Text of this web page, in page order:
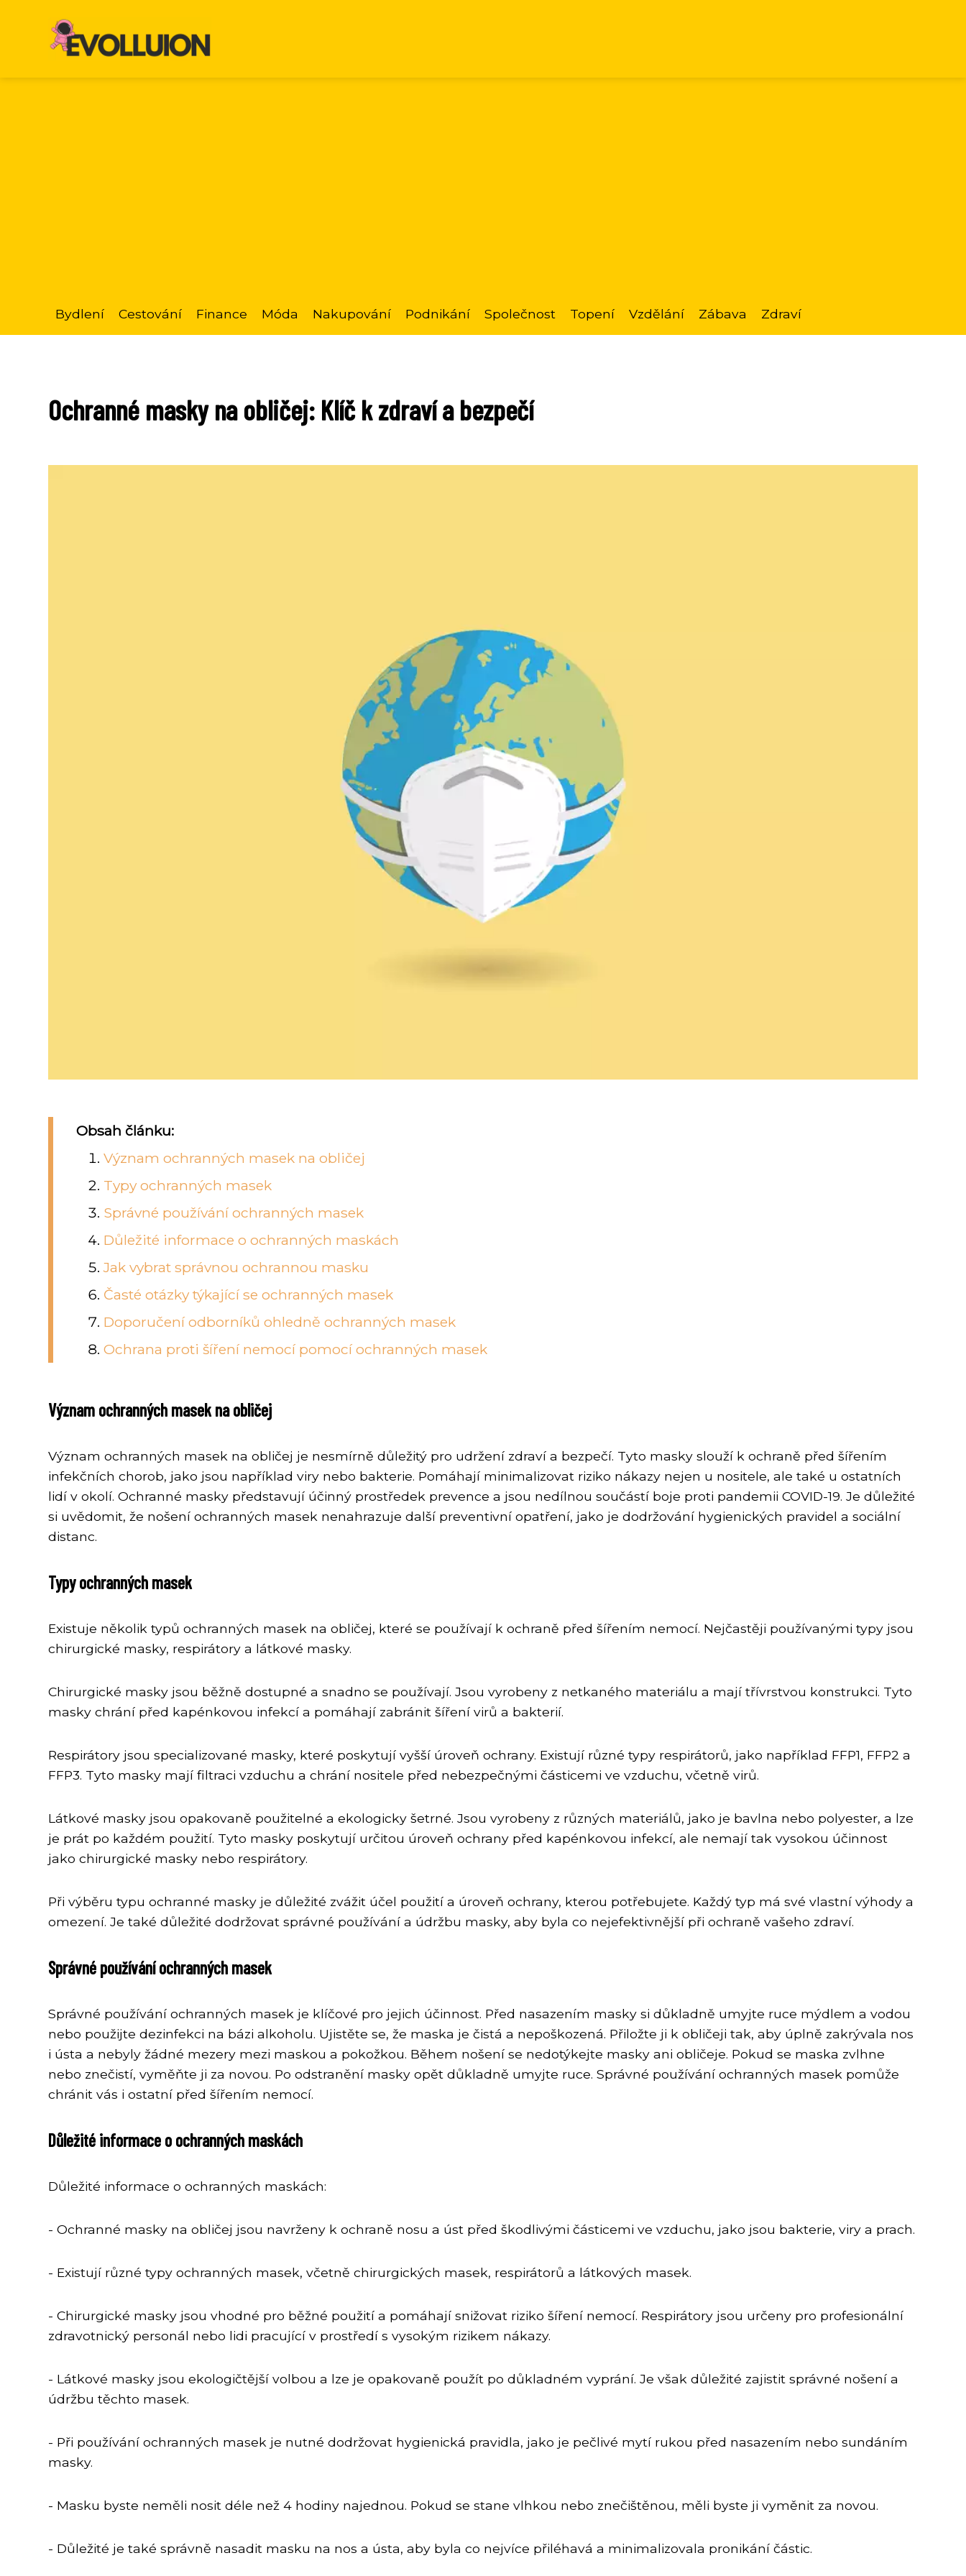
Bydlení Cestování Finance Móda Nakupování Podnikání Společnost Topení Vzdělání Zábava Zdraví
Ochranné masky na obličej: Klíč k zdraví a bezpečí
Obsah článku:
Význam ochranných masek na obličej
Typy ochranných masek
Správné používání ochranných masek
Důležité informace o ochranných maskách
Jak vybrat správnou ochrannou masku
Časté otázky týkající se ochranných masek
Doporučení odborníků ohledně ochranných masek
Ochrana proti šíření nemocí pomocí ochranných masek
Význam ochranných masek na obličej
Význam ochranných masek na obličej je nesmírně důležitý pro udržení zdraví a bezpečí. Tyto masky slouží k ochraně před šířením
infekčních chorob, jako jsou například viry nebo bakterie. Pomáhají minimalizovat riziko nákazy nejen u nositele, ale také u ostatních
lidí v okolí. Ochranné masky představují účinný prostředek prevence a jsou nedílnou součástí boje proti pandemii COVID-19. Je důležité
si uvědomit, že nošení ochranných masek nenahrazuje další preventivní opatření, jako je dodržování hygienických pravidel a sociální
distanc.
Typy ochranných masek
Existuje několik typů ochranných masek na obličej, které se používají k ochraně před šířením nemocí. Nejčastěji používanými typy jsou
chirurgické masky, respirátory a látkové masky.
Chirurgické masky jsou běžně dostupné a snadno se používají. Jsou vyrobeny z netkaného materiálu a mají třívrstvou konstrukci. Tyto
masky chrání před kapénkovou infekcí a pomáhají zabránit šíření virů a bakterií.
Respirátory jsou specializované masky, které poskytují vyšší úroveň ochrany. Existují různé typy respirátorů, jako například FFP1, FFP2 a
FFP3. Tyto masky mají filtraci vzduchu a chrání nositele před nebezpečnými částicemi ve vzduchu, včetně virů.
Látkové masky jsou opakovaně použitelné a ekologicky šetrné. Jsou vyrobeny z různých materiálů, jako je bavlna nebo polyester, a lze
je prát po každém použití. Tyto masky poskytují určitou úroveň ochrany před kapénkovou infekcí, ale nemají tak vysokou účinnost
jako chirurgické masky nebo respirátory.
Při výběru typu ochranné masky je důležité zvážit účel použití a úroveň ochrany, kterou potřebujete. Každý typ má své vlastní výhody a
omezení. Je také důležité dodržovat správné používání a údržbu masky, aby byla co nejefektivnější při ochraně vašeho zdraví.
Správné používání ochranných masek
Správné používání ochranných masek je klíčové pro jejich účinnost. Před nasazením masky si důkladně umyjte ruce mýdlem a vodou
nebo použijte dezinfekci na bázi alkoholu. Ujistěte se, že maska je čistá a nepoškozená. Přiložte ji k obličeji tak, aby úplně zakrývala nos
i ústa a nebyly žádné mezery mezi maskou a pokožkou. Během nošení se nedotýkejte masky ani obličeje. Pokud se maska zvlhne
nebo znečistí, vyměňte ji za novou. Po odstranění masky opět důkladně umyjte ruce. Správné používání ochranných masek pomůže
chránit vás i ostatní před šířením nemocí.
Důležité informace o ochranných maskách
Důležité informace o ochranných maskách:
- Ochranné masky na obličej jsou navrženy k ochraně nosu a úst před škodlivými částicemi ve vzduchu, jako jsou bakterie, viry a prach.
- Existují různé typy ochranných masek, včetně chirurgických masek, respirátorů a látkových masek.
- Chirurgické masky jsou vhodné pro běžné použití a pomáhají snižovat riziko šíření nemocí. Respirátory jsou určeny pro profesionální
zdravotnický personál nebo lidi pracující v prostředí s vysokým rizikem nákazy.
- Látkové masky jsou ekologičtější volbou a lze je opakovaně použít po důkladném vyprání. Je však důležité zajistit správné nošení a
údržbu těchto masek.
- Při používání ochranných masek je nutné dodržovat hygienická pravidla, jako je pečlivé mytí rukou před nasazením nebo sundáním
masky.
- Masku byste neměli nosit déle než 4 hodiny najednou. Pokud se stane vlhkou nebo znečištěnou, měli byste ji vyměnit za novou.
- Důležité je také správně nasadit masku na nos a ústa, aby byla co nejvíce přiléhavá a minimalizovala pronikání částic.